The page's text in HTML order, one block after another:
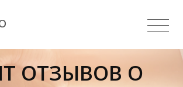
ОТЗЫВОВ О